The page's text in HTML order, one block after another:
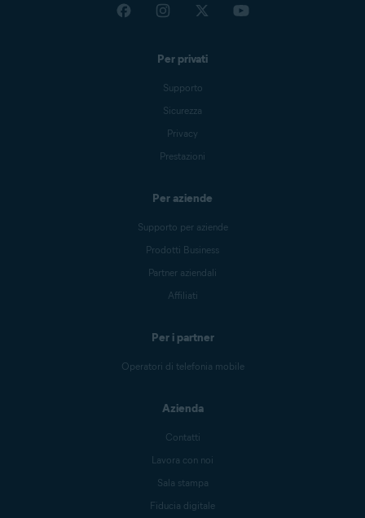
Per privati
Supporto
Sicurezza
Privacy
Prestazioni
Per aziende
Supporto per aziende
Prodotti Business
Partner aziendali
Affiliati
Per i partner
Operatori di telefonia mobile
Azienda
Contatti
Lavora con noi
Sala stampa
Fiducia digitale